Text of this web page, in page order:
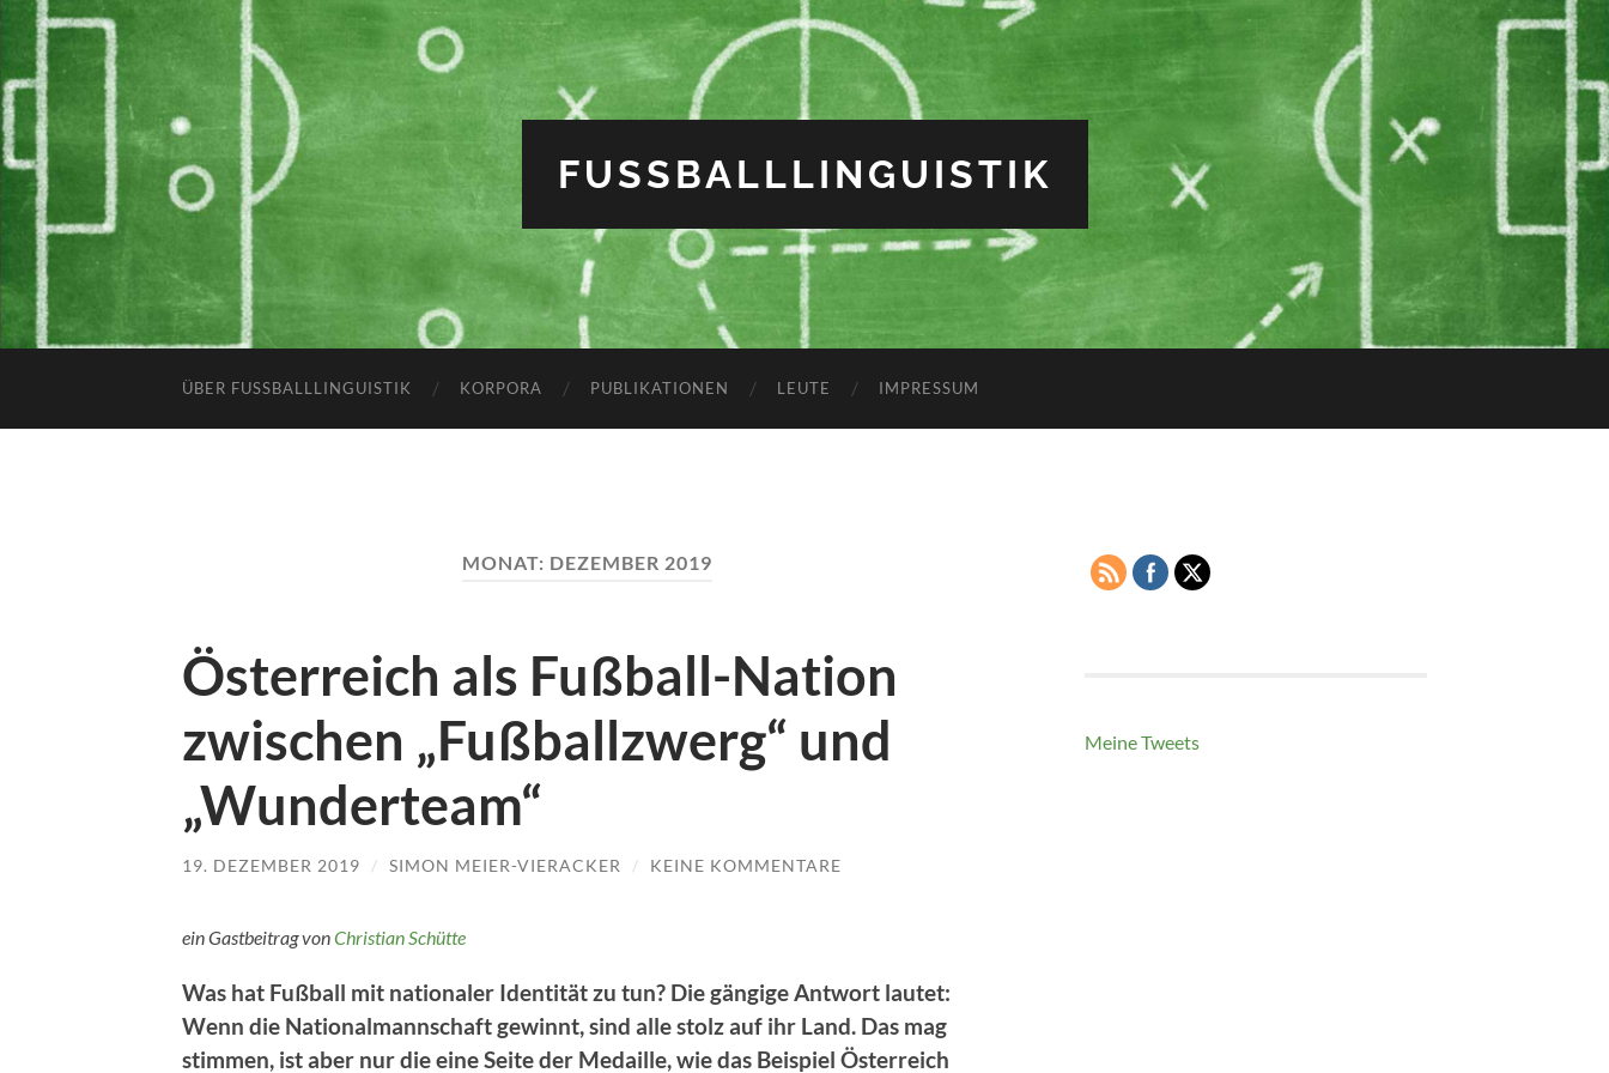
FUSSBALLLINGUISTIK
ÜBER FUSSBALLLINGUISTIK KORPORA PUBLIKATIONEN LEUTE IMPRESSUM
MONAT: DEZEMBER 2019
Österreich als Fußball-Nation
zwischen „Fußballzwerg“ und
„Wunderteam“
19. DEZEMBER 2019 / SIMON MEIER-VIERACKER / KEINE KOMMENTARE
ein Gastbeitrag vonChristian Schütte
Was hat Fußball mit nationaler Identität zu tun? Die gängige Antwort lautet:
Wenn die Nationalmannschaft gewinnt, sind alle stolz auf ihr Land. Das mag
stimmen, ist aber nur die eine Seite der Medaille, wie das Beispiel Österreich
Meine Tweets